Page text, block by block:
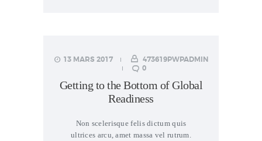
13 MARS 2017
473619PWPADMIN
0
Getting to the Bottom of Global
Readiness
Non scelerisque felis dictum quis
ultrices arcu, amet massa vel rutrum.